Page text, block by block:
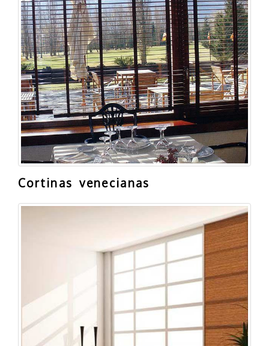
Cortinas venecianas